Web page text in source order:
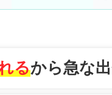
るから急な